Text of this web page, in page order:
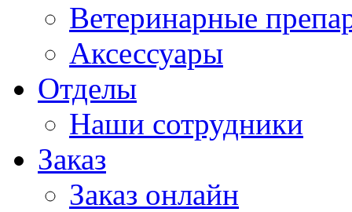
Ветеринарные
Аксессуары
Отделы
Наши сотрудники
Заказ
Заказ онлайн